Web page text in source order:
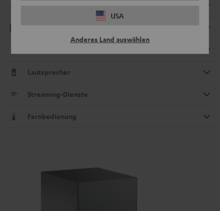
USA
Anderes Land auswählen
Lautsprecher
Streaming-Dienste
Fernbedienung